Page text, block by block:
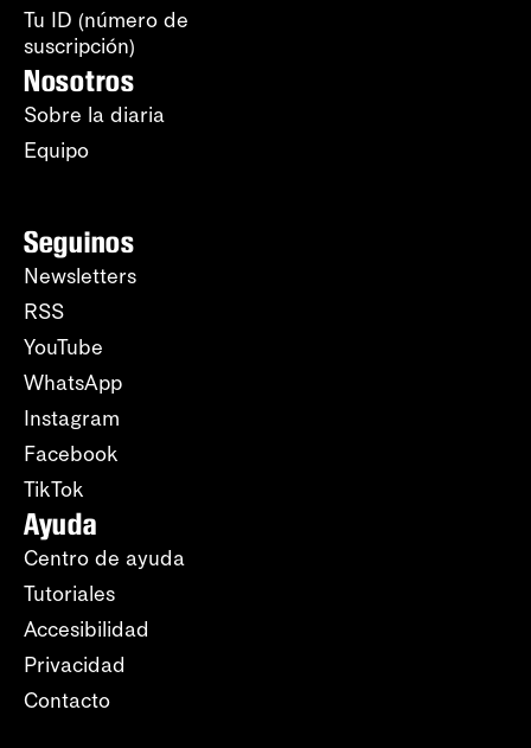
Tu ID (número de
suscripción)
Nosotros
Sobre la diaria
Equipo
Seguinos
Newsletters
RSS
YouTube
WhatsApp
Instagram
Facebook
TikTok
Ayuda
Centro de ayuda
Tutoriales
Accesibilidad
Privacidad
Contacto